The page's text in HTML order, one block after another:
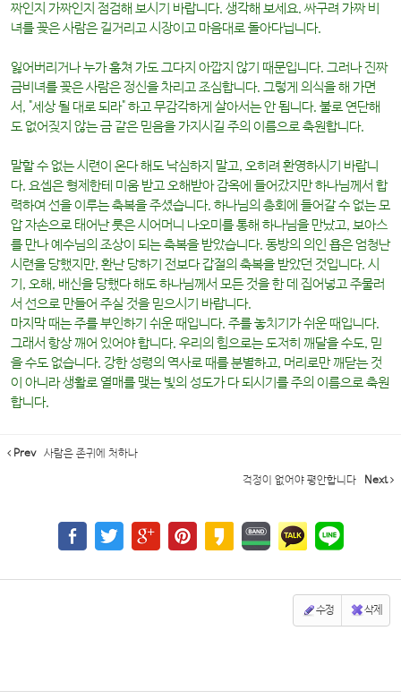
짜인지 가짜인지 점검해 보시기 바랍니다. 생각해 보세요. 싸구려 가짜 비
녀를 꽂은 사람은 길거리고 시장이고 마음대로 돌아다닙니다.
잃어버리거나 누가 훔쳐 가도 그다지 아깝지 않기 때문입니다. 그러나 진짜
금비녀를 꽂은 사람은 정신을 차리고 조심합니다. 그렇게 의식을 해 가면
서, "세상 될 대로 되라" 하고 무감각하게 살아서는 안 됩니다. 불로 연단해
도 없어짖지 않는 금 같은 믿음을 가지시길 주의 이름으로 축원합니다.
말할 수 없는 시련이 온다 해도 낙심하지 말고, 오히려 환영하시기 바랍니
다. 요셉은 형제한테 미움 받고 오해받아 감옥에 들어갔지만 하나님께서 합
력하여 선을 이루는 축복을 주셨습니다. 하나님의 총회에 들어갈 수 없는 모
압 자손으로 태어난 룻은 시어머니 나오미를 통해 하나님을 만났고, 보아스
를 만나 예수님의 조상이 되는 축복을 받았습니다. 동방의 의인 욥은 엄청난
시련을 당했지만, 환난 당하기 전보다 갑절의 축복을 받았던 것입니다. 시
기, 오해, 배신을 당했다 해도 하나님께서 모든 것을 한 데 집어넣고 주물러
서 선으로 만들어 주실 것을 믿으시기 바랍니다.
마지막 때는 주를 부인하기 쉬운 때입니다. 주를 놓치기가 쉬운 때입니다.
그래서 항상 깨어 있어야 합니다. 우리의 힘으로는 도저히 깨달을 수도, 믿
을 수도 없습니다. 강한 성령의 역사로 때를 분별하고, 머리로만 깨닫는 것
이 아니라 생활로 열매를 맺는 빛의 성도가 다 되시기를 주의 이름으로 축원
합니다.
Prev 사람은 존귀에 처하나
걱정이 없어야 평안합니다 Next
수정 삭제